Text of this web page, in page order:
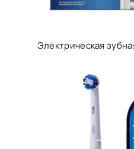
Электрическая